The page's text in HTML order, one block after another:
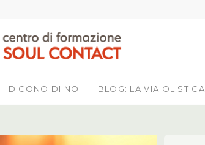
DICONO DI NOI BLOG: LA VIA OLISTICA